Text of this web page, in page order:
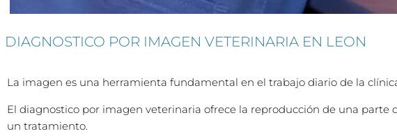
DIAGNOSTICO POR IMAGEN VETERINARIA EN LEON
La imagen es una herramienta fundamental en el trabajo diario de la
El diagnostico por imagen veterinaria ofrece la reproducción de una
un tratamiento.